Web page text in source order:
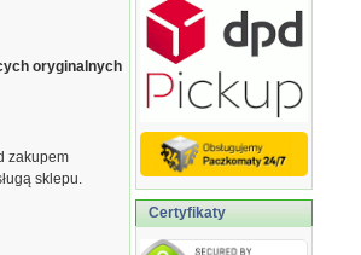
oryginalnych
zakupem
sklepu.
Certyfikaty